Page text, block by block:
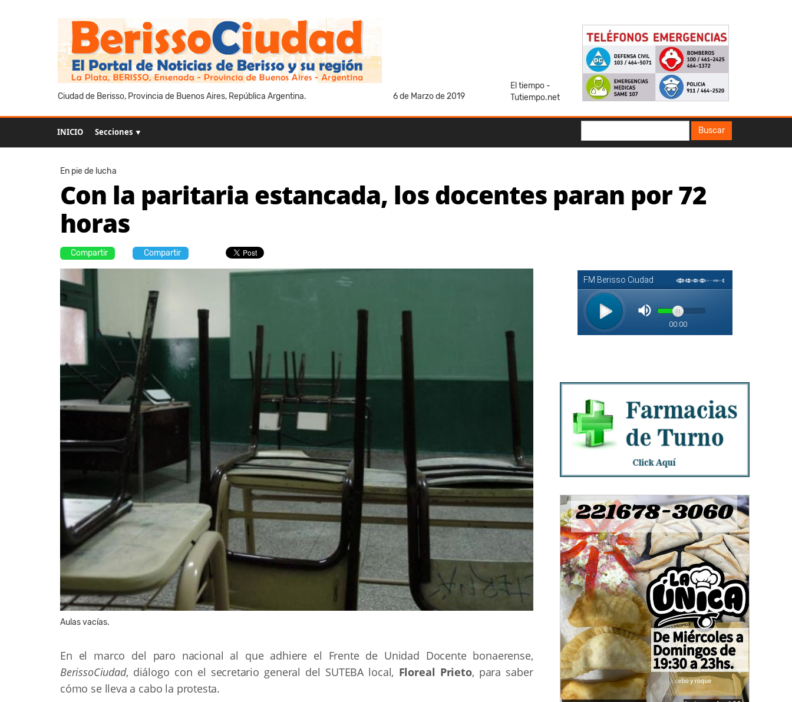
Ciudad de Berisso, Provincia de Buenos Aires, República Argentina. 6 de Marzo de 2019
El tiempo -
Tutiempo.net
INICIO Secciones ▼ Buscar
En pie de lucha
Con la paritaria estancada, los docentes paran por 72
horas
Compartir Compartir
Aulas vacías.
En el marco del paro nacional al que adhiere el Frente de Unidad Docente bonaerense,
BerissoCiudad, diálogo con el secretario general del SUTEBA local, Floreal Prieto, para saber
cómo se lleva a cabo la protesta.